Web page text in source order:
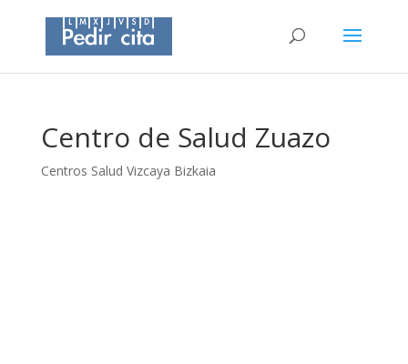
Centro de Salud Zuazo
Centros Salud Vizcaya Bizkaia